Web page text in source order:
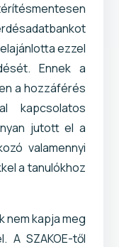
ezzel
Ennek a
a hozzáférés
kapcsolatos
jutott el a
valamennyi
a tanulókhoz
nem kapja meg
A SZAKOE-től